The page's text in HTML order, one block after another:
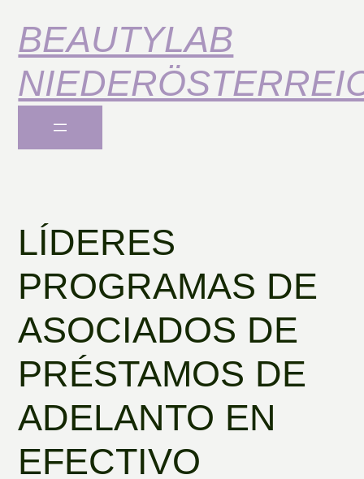
BEAUTYLAB
LÍDERES
PROGRAMAS DE
ASOCIADOS DE
PRÉSTAMOS DE
ADELANTO EN
EFECTIVO